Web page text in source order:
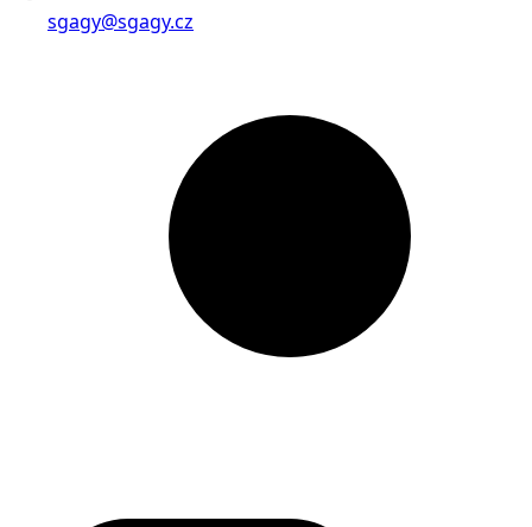
sgagy@sgagy.cz